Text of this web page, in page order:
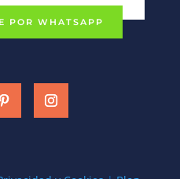
POR WHATSAPP